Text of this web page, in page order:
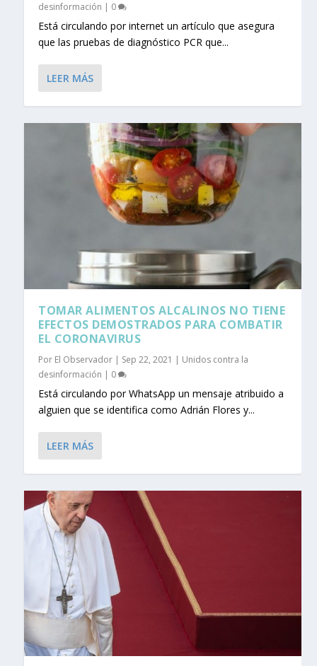
desinformación | 0
Está circulando por internet un artículo que asegura
que las pruebas de diagnóstico PCR que...
LEER MÁS
TOMAR ALIMENTOS ALCALINOS NO TIENE
EFECTOS DEMOSTRADOS PARA COMBATIR
EL CORONAVIRUS
Por El Observador | Sep 22, 2021 | Unidos contra la
desinformación | 0
Está circulando por WhatsApp un mensaje atribuido a
alguien que se identifica como Adrián Flores y...
LEER MÁS